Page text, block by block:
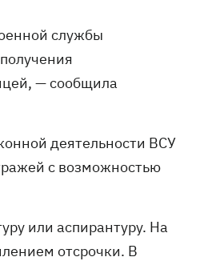
службы
— сообщила
деятельности ВСУ
с возможностью
или аспирантуру. На
отсрочки. В